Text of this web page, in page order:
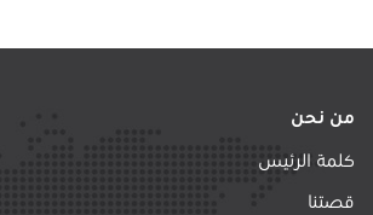
من نحن
كلمة الرئيس
قصتنا